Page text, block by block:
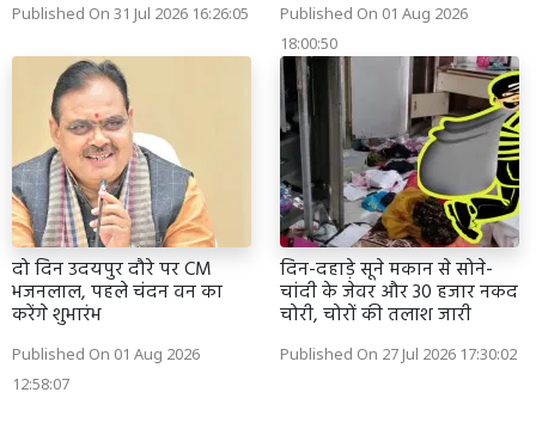
Published On 31 Jul 2026 16:26:05
Published On 01 Aug 2026
18:00:50
दो दिन उदयपुर दौरे पर CM
भजनलाल, पहले चंदन वन का
करेंगे शुभारंभ
Published On 01 Aug 2026
12:58:07
दिन-दहाड़े सूने मकान से सोने-
चांदी के जेवर और 30 हजार नकद
चोरी, चोरों की तलाश जारी
Published On 27 Jul 2026 17:30:02